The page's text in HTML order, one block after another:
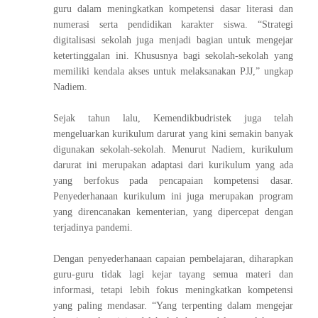
guru dalam meningkatkan kompetensi dasar literasi dan
numerasi serta pendidikan karakter siswa. “Strategi
digitalisasi sekolah juga menjadi bagian untuk mengejar
ketertinggalan ini. Khususnya bagi sekolah-sekolah yang
memiliki kendala akses untuk melaksanakan PJJ,” ungkap
Nadiem.
Sejak tahun lalu, Kemendikbudristek juga telah
mengeluarkan kurikulum darurat yang kini semakin banyak
digunakan sekolah-sekolah. Menurut Nadiem, kurikulum
darurat ini merupakan adaptasi dari kurikulum yang ada
yang berfokus pada pencapaian kompetensi dasar.
Penyederhanaan kurikulum ini juga merupakan program
yang direncanakan kementerian, yang dipercepat dengan
terjadinya pandemi.
Dengan penyederhanaan capaian pembelajaran, diharapkan
guru-guru tidak lagi kejar tayang semua materi dan
informasi, tetapi lebih fokus meningkatkan kompetensi
yang paling mendasar. “Yang terpenting dalam mengejar